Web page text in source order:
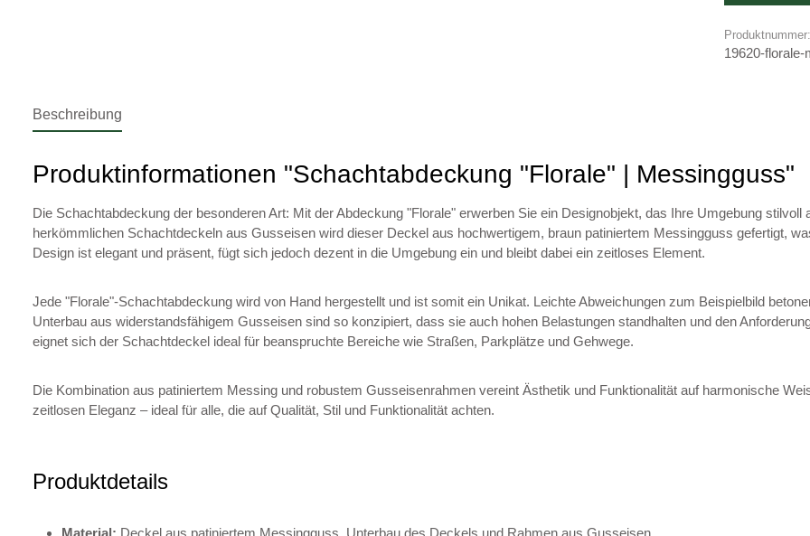
19620-florale-
Beschreibung
Produktinformationen "Schachtabdeckung "Florale" | Messingguss"
Die Schachtabdeckung der besonderen Art: Mit der Abdeckung "Florale" erwerben Sie ein Designobjekt, das Ihre Umgebung
herkömmlichen Schachtdeckeln aus Gusseisen wird dieser Deckel aus hochwertigem, braun patiniertem Messingguss gefertigt,
Design ist elegant und präsent, fügt sich jedoch dezent in die Umgebung ein und bleibt dabei ein zeitloses Element.
Jede "Florale"-Schachtabdeckung wird von Hand hergestellt und ist somit ein Unikat. Leichte Abweichungen zum Beispielbild
Unterbau aus widerstandsfähigem Gusseisen sind so konzipiert, dass sie auch hohen Belastungen standhalten und den
eignet sich der Schachtdeckel ideal für beanspruchte Bereiche wie Straßen, Parkplätze und Gehwege.
Die Kombination aus patiniertem Messing und robustem Gusseisenrahmen vereint Ästhetik und Funktionalität auf harmonische
zeitlosen Eleganz – ideal für alle, die auf Qualität, Stil und Funktionalität achten.
Produktdetails
Material: Deckel aus patiniertem Messingguss, Unterbau des Deckels und Rahmen aus Gusseisen